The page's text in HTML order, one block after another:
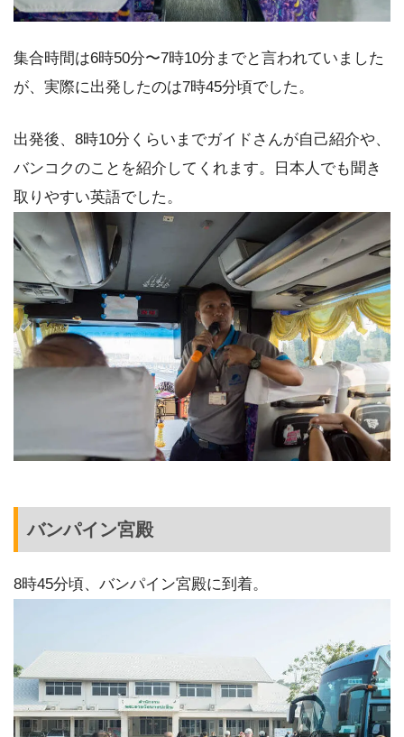
集合時間は6時50分〜7時10分までと言われていました
が、実際に出発したのは7時45分頃でした。
出発後、8時10分くらいまでガイドさんが自己紹介や、
バンコクのことを紹介してくれます。日本人でも聞き
取りやすい英語でした。
バンパイン宮殿
8時45分頃、バンパイン宮殿に到着。